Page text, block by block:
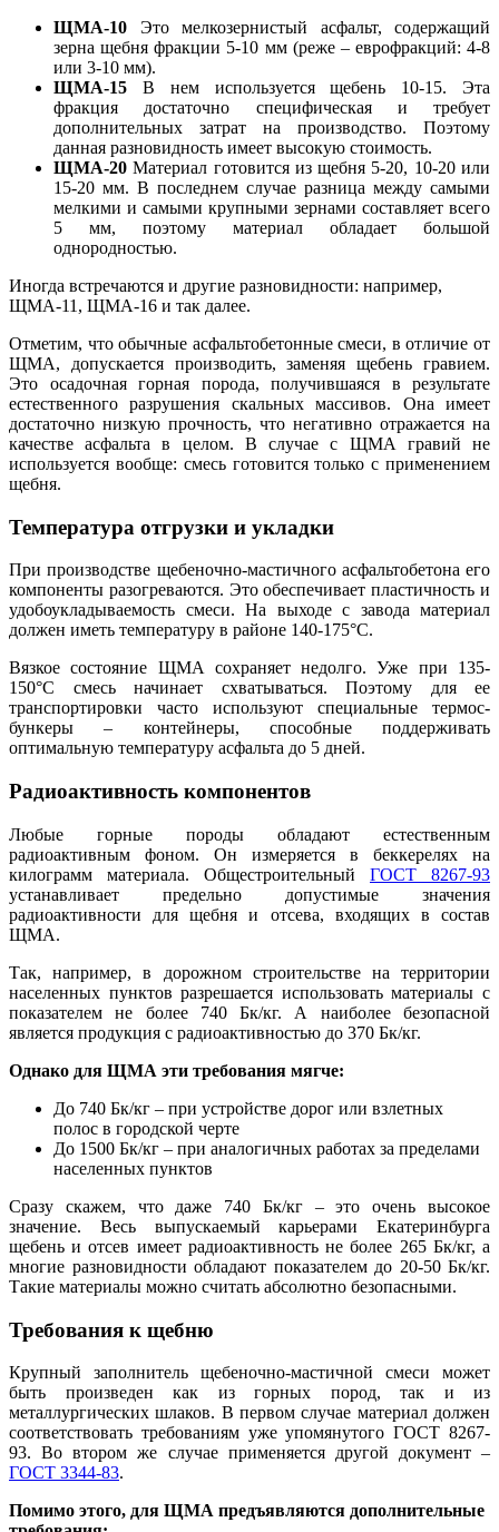
ЩМА-10 Это мелкозернистый асфальт, содержащий
зерна щебня фракции 5-10 мм (реже – еврофракций: 4-8
или 3-10 мм).
ЩМА-15 В нем используется щебень 10-15. Эта
фракция достаточно специфическая и требует
дополнительных затрат на производство. Поэтому
данная разновидность имеет высокую стоимость.
ЩМА-20Материал готовится из щебня 5-20, 10-20 или
15-20 мм. В последнем случае разница между самыми
мелкими и самыми крупными зернами составляет всего
5 мм, поэтому материал обладает большой
однородностью.
Иногда встречаются и другие разновидности: например,
ЩМА-11, ЩМА-16 и так далее.
Отметим, что обычные асфальтобетонные смеси, в отличие от
ЩМА, допускается производить, заменяя щебень гравием.
Это осадочная горная порода, получившаяся в результате
естественного разрушения скальных массивов. Она имеет
достаточно низкую прочность, что негативно отражается на
качестве асфальта в целом. В случае с ЩМА гравий не
используется вообще: смесь готовится только с применением
щебня.
Температура отгрузки и укладки
При производстве щебеночно-мастичного асфальтобетона его
компоненты разогреваются. Это обеспечивает пластичность и
удобоукладываемость смеси. На выходе с завода материал
должен иметь температуру в районе 140-175°C.
Вязкое состояние ЩМА сохраняет недолго. Уже при 135-
150°C смесь начинает схватываться. Поэтому для ее
транспортировки часто используют специальные термос-
бункеры – контейнеры, способные поддерживать
оптимальную температуру асфальта до 5 дней.
Радиоактивность компонентов
Любые горные породы обладают естественным
радиоактивным фоном. Он измеряется в беккерелях на
килограмм материала. Общестроительный ГОСТ 8267-93
устанавливает предельно допустимые значения
радиоактивности для щебня и отсева, входящих в состав
ЩМА.
Так, например, в дорожном строительстве на территории
населенных пунктов разрешается использовать материалы с
показателем не более 740 Бк/кг. А наиболее безопасной
является продукция с радиоактивностью до 370 Бк/кг.
Однако для ЩМА эти требования мягче:
До 740 Бк/кг – при устройстве дорог или взлетных
полос в городской черте
До 1500 Бк/кг – при аналогичных работах за пределами
населенных пунктов
Сразу скажем, что даже 740 Бк/кг – это очень высокое
значение. Весь выпускаемый карьерами Екатеринбурга
щебень и отсев имеет радиоактивность неболее 265 Бк/кг, а
многие разновидности обладают показателем до 20-50 Бк/кг.
Такие материалы можно считать абсолютно безопасными.
Требования к щебню
Крупный заполнитель щебеночно-мастичной смеси может
быть произведен как из горных пород, так и из
металлургических шлаков. В первом случае материал должен
соответствовать требованиям уже упомянутого ГОСТ 8267-
93. Во втором же случае применяется другой документ –
ГОСТ 3344-83.
Помимо этого, для ЩМА предъявляются дополнительные